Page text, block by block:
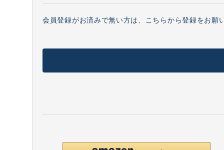
会員登録がお済みで無い方は、こちらから登録をお願